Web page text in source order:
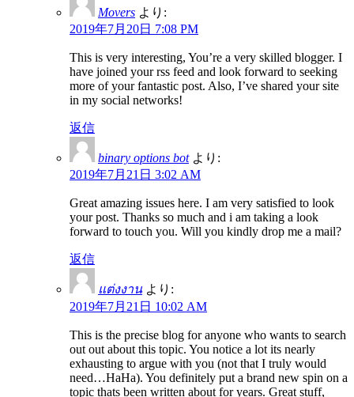
Movers より:
2019年7月20日 7:08 PM
This is very interesting, You’re a very skilled blogger. I
have joined your rss feed and look forward to seeking
more of your fantastic post. Also, I’ve shared your site
in my social networks!
返信
binary options bot より:
2019年7月21日 3:02 AM
Great amazing issues here. I am very satisfied to look
your post. Thanks so much and i am taking a look
forward to touch you. Will you kindly drop me a mail?
返信
แต่งงาน より:
2019年7月21日 10:02 AM
This is the precise blog for anyone who wants to search
out out about this topic. You notice a lot its nearly
exhausting to argue with you (not that I truly would
need…HaHa). You definitely put a brand new spin on a
topic thats been written about for years. Great stuff,